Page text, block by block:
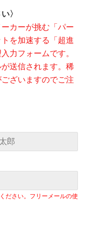
〉
カーが挑む「パー
を加速する「超進
力フォームです。
送信されます。稀
ざいますのでご注
ださい。フリーメールの使